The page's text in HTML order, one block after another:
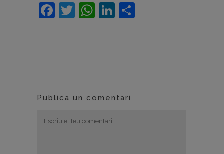
Facebook
Twitter
WhatsApp
LinkedIn
Publica un comentari